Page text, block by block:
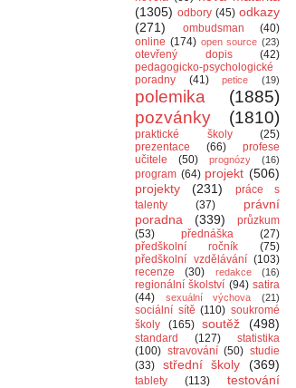
(1305) odbory (45) odkazy
(271)
ombudsman
(40)
online (174) open source (23)
otevřený dopis
(42)
pedagogicko-psychologické
poradny
(41) petice (19)
polemika
(1885)
pozvánky
(1810)
praktické školy
(25)
prezentace
(66)
profese
učitele
(50) prognózy (16)
program (64) projekt (506)
projekty
(231)
práce s
talenty
(37)
právní
poradna
(339)
průzkum
(53)
přednáška
(27)
předškolní ročník
(75)
předškolní vzdělávání (103)
recenze
(30) redakce (16)
regionální školství (94) satira
(44)
sexuální výchova (21)
sociální sítě (110) soukromé
školy
(165) soutěž (498)
standard (127)
statistika
(100) stravování (50) studie
(33)
střední školy (369)
tablety (113)
testování